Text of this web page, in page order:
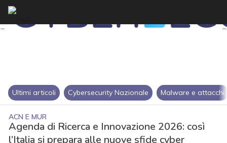
Ultimi articoli Cybersecurity Nazionale Malware e attacchi
ACN E MUR
Agenda di Ricerca e Innovazione 2026: così
l’Italia si prepara alle nuove sfide cyber